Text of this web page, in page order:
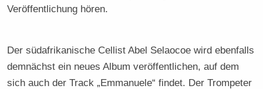
Veröffentlichung hören.
Der südafrikanische Cellist Abel Selaocoe wird ebenfalls
demnächst ein neues Album veröffentlichen, auf dem
sich auch der Track „Emmanuele“ findet. Der Trompeter